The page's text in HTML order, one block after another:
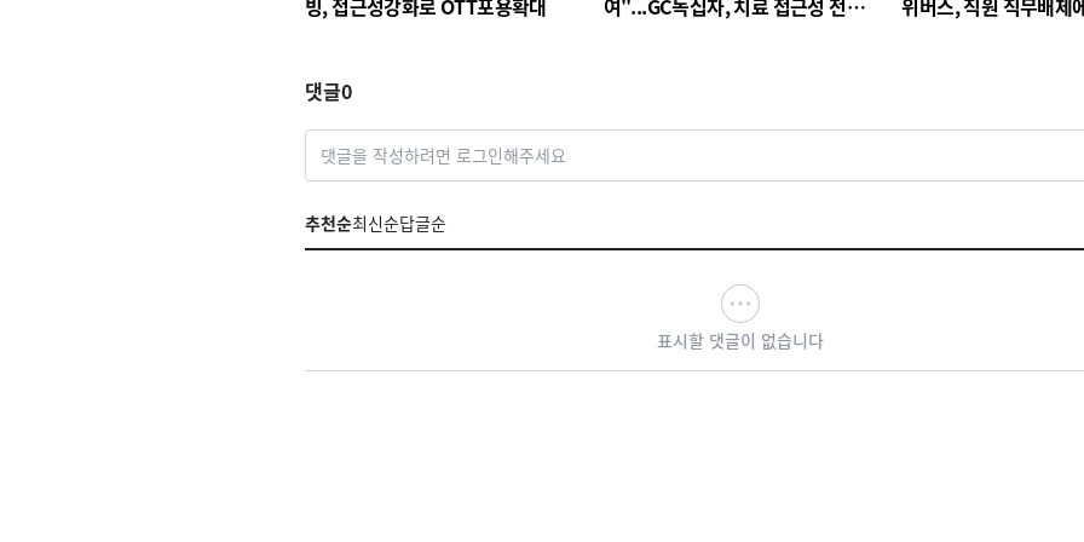
빙, 접근성강화로 OTT포용확대
여"...GC녹십자, 치료 접근성 전환
위버스, 직원 직무배제
댓글0
댓글을 작성하려면 로그인해주세요
추천순최신순답글순
표시할 댓글이 없습니다